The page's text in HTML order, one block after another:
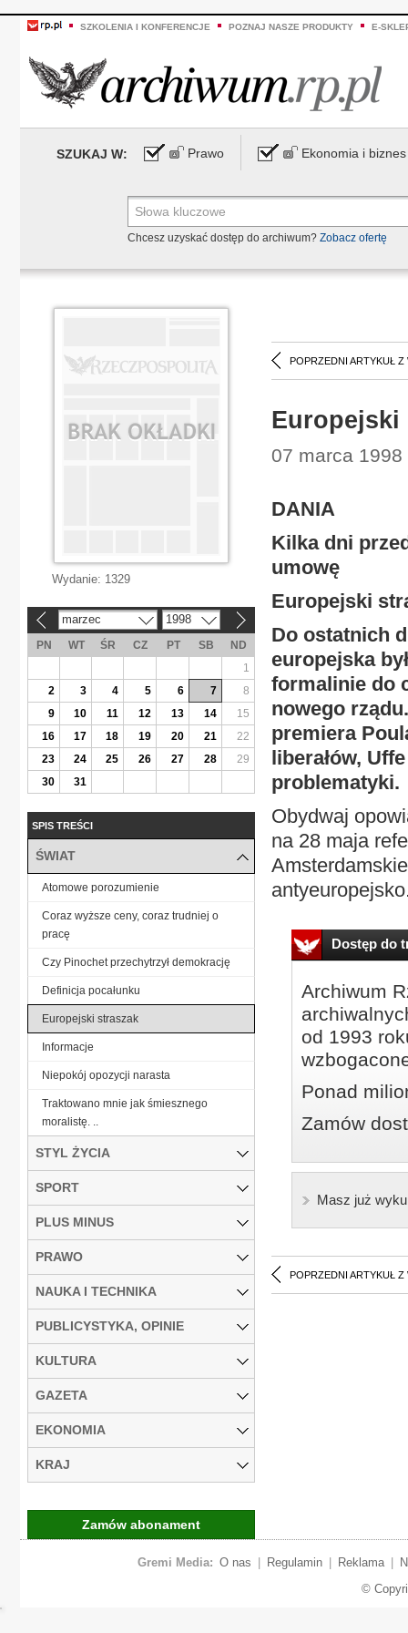
SZKOLENIA I KONFERENCJE POZNAJ NASZE PRODUKTY E-
SZUKAJ W: Prawo Ekonomia i biznes
Chcesz uzyskać dostęp do archiwum? Zobacz ofertę
POPRZEDNI ARTYKUŁ Z
Europejski
07 marca 1998
DANIA
Kilka dni
umowę
Europejski
Do ostatnich
europejska
formalinie do
nowego
premiera
liberałów,
problematyki.
Obydwaj
na 28 maja
Dostęp do
Archiwum
od 1993
Ponad
Zamów
Masz już
POPRZEDNI ARTYKUŁ Z
Wydanie: 1329
marzec 1998
PN WT ŚR CZ PT SB
ND
1
2
3 4 5 6 7
8
9
10 11 12 13 14
15
16
17 18 19 20 21
22
23
24 25 26 27 28
29
30
31
SPIS TREŚCI
ŚWIAT
Atomowe porozumienie
Coraz wyższe ceny, coraz trudniej o
pracę
Czy Pinochet przechytrzył demokrację
Definicja pocałunku
Europejski straszak
Informacje
Niepokój opozycji narasta
Traktowano mnie jak śmiesznego
moralistę. ..
STYL ŻYCIA
SPORT
PLUS MINUS
PRAWO
NAUKA I TECHNIKA
PUBLICYSTYKA, OPINIE
KULTURA
GAZETA
EKONOMIA
KRAJ
Zamów abonament
Gremi Media: O nas Regulamin Reklama
©